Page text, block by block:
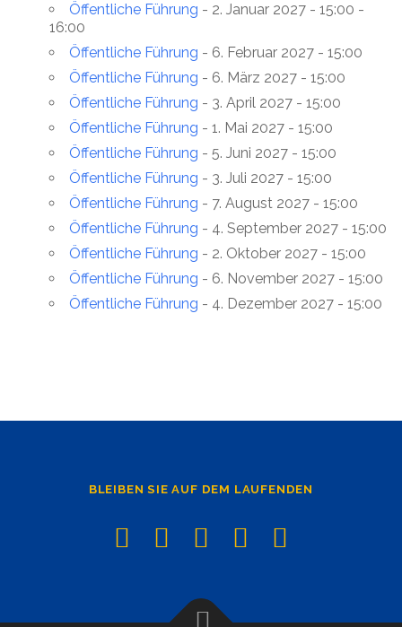
Öffentliche Führung - 2. Januar 2027 - 15:00 -
16:00
Öffentliche Führung - 6. Februar 2027 - 15:00
Öffentliche Führung - 6. März 2027 - 15:00
Öffentliche Führung - 3. April 2027 - 15:00
Öffentliche Führung - 1. Mai 2027 - 15:00
Öffentliche Führung - 5. Juni 2027 - 15:00
Öffentliche Führung - 3. Juli 2027 - 15:00
Öffentliche Führung - 7. August 2027 - 15:00
Öffentliche Führung - 4. September 2027 - 15:00
Öffentliche Führung - 2. Oktober 2027 - 15:00
Öffentliche Führung - 6. November 2027 - 15:00
Öffentliche Führung - 4. Dezember 2027 - 15:00
BLEIBEN SIE AUF DEM LAUFENDEN